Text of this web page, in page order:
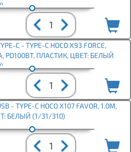
C - TYPE-C HOCO X93 FORCE,
PD100ВТ, ПЛАСТИК, ЦВЕТ: БЕЛЫЙ
- TYPE-C HOCO X107 FAVOR, 1.0М,
БЕЛЫЙ (1/31/310)